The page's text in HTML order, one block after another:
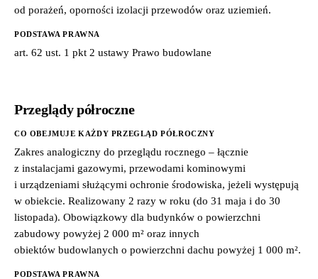
od porażeń, oporności izolacji przewodów oraz uziemień.
PODSTAWA PRAWNA
art. 62 ust. 1 pkt 2 ustawy Prawo budowlane
Przeglądy półroczne
CO OBEJMUJE KAŻDY PRZEGLĄD PÓŁROCZNY
Zakres analogiczny do przeglądu rocznego – łącznie
z instalacjami gazowymi, przewodami kominowymi
i urządzeniami służącymi ochronie środowiska, jeżeli występują
w obiekcie. Realizowany 2 razy w roku (do 31 maja i do 30
listopada). Obowiązkowy dla budynków o powierzchni
zabudowy powyżej 2 000 m² oraz innych
obiektów budowlanych o powierzchni dachu powyżej 1 000 m².
PODSTAWA PRAWNA